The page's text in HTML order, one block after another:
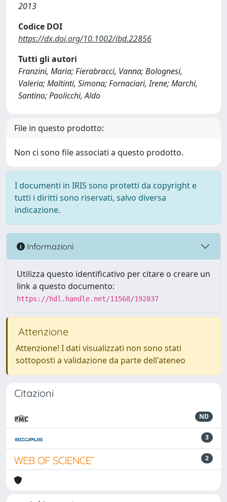
2013
Codice DOI
https://dx.doi.org/10.1002/ibd.22856
Tutti gli autori
Franzini, Maria; Fierabracci, Vanna; Bolognesi,
Valeria; Maltinti, Simona; Fornaciari, Irene; Marchi,
Santino; Paolicchi, Aldo
File in questo prodotto:
Non ci sono file associati a questo prodotto.
I documenti in IRIS sono protetti da copyright e
tutti i diritti sono riservati, salvo diversa
indicazione.
Informazioni
Utilizza questo identificativo per citare o creare un
link a questo documento:
https://hdl.handle.net/11568/192837
Attenzione
Attenzione! I dati visualizzati non sono stati
sottoposti a validazione da parte dell'ateneo
Citazioni
ND
3
2